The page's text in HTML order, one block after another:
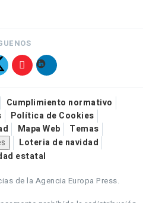
Cumplimiento normativo
Política de Cookies
Mapa Web
Temas
Loteria de navidad
estatal
de la Agencia Europa Press.